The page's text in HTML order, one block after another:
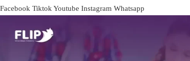
Facebook Tiktok Youtube Instagram Whatsapp